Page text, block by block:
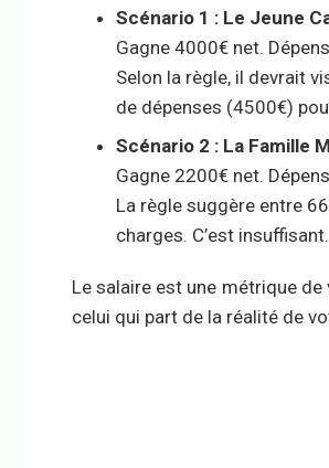
Scénario 1 : Le Jeune
Gagne 4000€ net.
Selon la règle, il devrait
de dépenses (4500€)
Scénario 2 : La Famille
Gagne 2200€ net.
La règle suggère entre
charges. C’est insuffisant.
Le salaire est une métrique
celui qui part de la réalité de